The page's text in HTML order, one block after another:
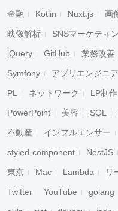
金融 Kotlin Nuxt.js 画
映像解析 SNSマーケティ
jQuery GitHub 業務改善
Symfony アプリエンジニア
PL ネットワーク LP制作
PowerPoint 美容 SQL
不動産 インフルエンサー
styled-component NestJS
東京 Mac Lambda リ
Twitter YouTube golang